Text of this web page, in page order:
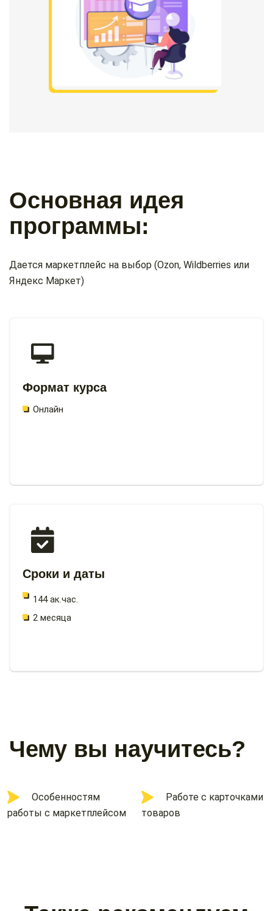
Основная идея
программы:
Дается маркетплейс на выбор (Ozon, Wildberries или
Яндекс Маркет)
Формат курса
Онлайн
Сроки и даты
144 ак.час.
2 месяца
Чему вы научитесь?
Особенностям
работы с маркетплейсом
Работе с карточками
товаров